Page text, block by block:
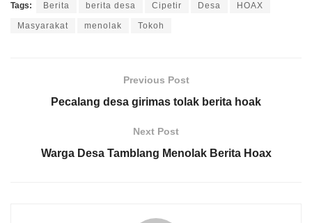
Tags: Berita berita desa Cipetir Desa HOAX
Masyarakat menolak Tokoh
Previous Post
Pecalang desa girimas tolak berita hoak
Next Post
Warga Desa Tamblang Menolak Berita Hoax